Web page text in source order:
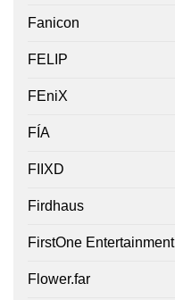
Fanicon
FELIP
FEniX
FÍA
FIIXD
Firdhaus
FirstOne Entertainment
Flower.far